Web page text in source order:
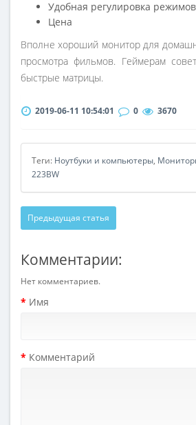
Удобная регулировка
Цена
Вполне хороший монитор для
просмотра фильмов. Геймерам
быстрые матрицы.
2019-06-11 10:54:01 0 3670
Теги: Ноутбуки и компьютеры,
223BW
Предыдущая статья
Комментарии:
Нет комментариев.
Имя
Комментарий